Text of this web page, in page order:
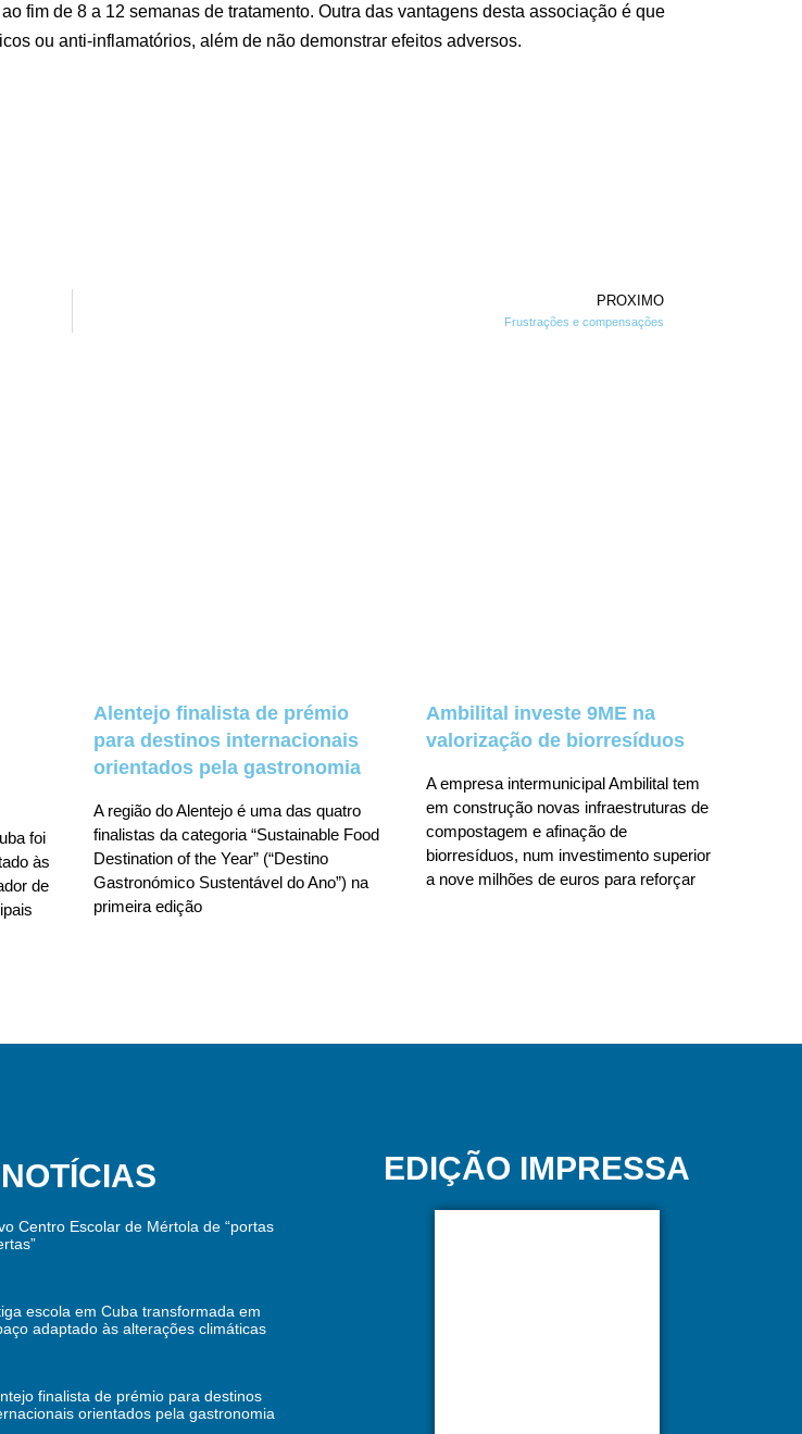
fim de 8 a 12 semanas de tratamento. Outra das vantagens desta associação é que
ou anti-inflamatórios, além de não demonstrar efeitos adversos.
PROXIMO
Frustrações e compensações
foi
às
de
Alentejo finalista de prémio
para destinos internacionais
orientados pela gastronomia
A região do Alentejo é uma das quatro
finalistas da categoria “Sustainable Food
Destination of the Year” (“Destino
Gastronómico Sustentável do Ano”) na
primeira edição
Ambilital investe 9ME na
valorização de biorresíduos
A empresa intermunicipal Ambilital tem
em construção novas infraestruturas de
compostagem e afinação de
biorresíduos, num investimento superior
a nove milhões de euros para reforçar
Centro Escolar de Mértola de “portas
escola em Cuba transformada em
adaptado às alterações climáticas
finalista de prémio para destinos
orientados pela gastronomia
EDIÇÃO IMPRESSA